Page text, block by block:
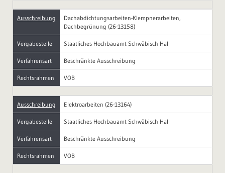
Ausschreibung
Dachabdichtungsarbeiten-Klempnerarbeiten,
Dachbegrünung (26-13158)
Vergabestelle Staatliches Hochbauamt Schwäbisch Hall
Verfahrensart Beschränkte Ausschreibung
Rechtsrahmen VOB
Ausschreibung Elektroarbeiten (26-13164)
Vergabestelle Staatliches Hochbauamt Schwäbisch Hall
Verfahrensart Beschränkte Ausschreibung
Rechtsrahmen VOB